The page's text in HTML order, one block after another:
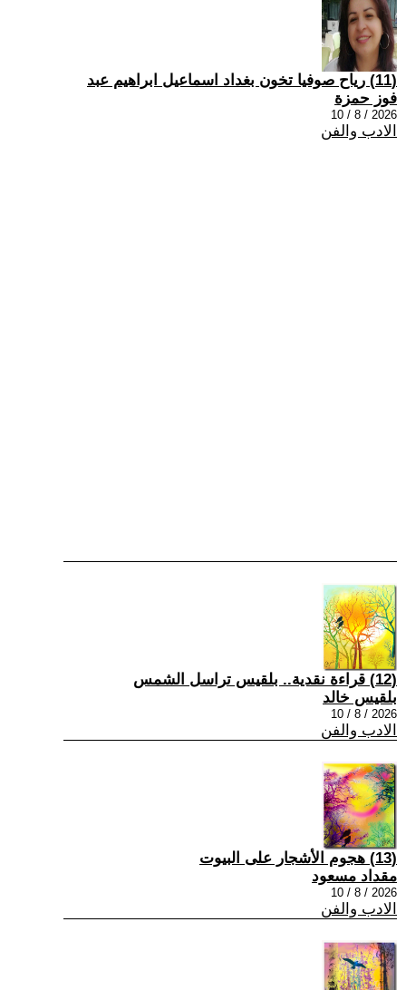
(11) رياح صوفيا تخون بغداد اسماعيل ابراهيم عبد
فوز حمزة
2026 / 8 / 10
الادب والفن
(12) قراءة نقدية.. بلقيس تراسل الشمس
بلقيس خالد
2026 / 8 / 10
الادب والفن
(13) هجوم الأشجار على البيوت
مقداد مسعود
2026 / 8 / 10
الادب والفن